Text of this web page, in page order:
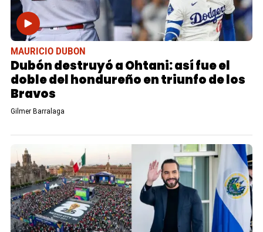
MAURICIO DUBON
Dubón destruyó a Ohtani: así fue el
doble del hondureño en triunfo de los
Bravos
Gilmer Barralaga